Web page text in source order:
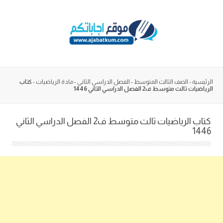
الرئيسية - الصف الثالث المتوسط - الفصل الدراسي الثاني -مادة الرياضيات - كتاب
الرياضيات ثالث متوسط ف2 الفصل الدراسي الثاني 1446
كتاب الرياضيات ثالث متوسط ف2 الفصل الدراسي الثاني
1446